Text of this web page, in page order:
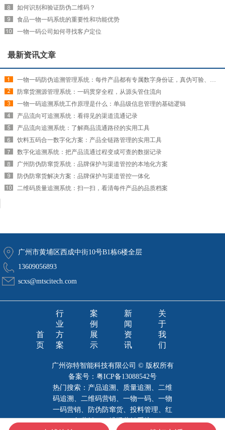
如何识别和验证防伪二维码？
食品一物一码系统的重要性和功能优势
一物一码公司如何寻找客户定位
最新资讯文章
一物一码防伪追溯管理系统：每件产品都有专属数字身份证，真伪可验、来源可查
防窜货溯源管理系统：一码贯穿全程，从源头管住流向
一物一码追溯系统工作原理是什么：单品级信息管理的基础逻辑
产品流向可追溯系统：看得见的渠道流通记录
产品流向追溯系统：了解商品流通路径的实用工具
饮料五码合一数字化方案：产品全链路管理的实用工具
数字化追溯系统：把产品流通过程变成可查的数据记录
广州防伪防窜货系统：品牌保护与渠道管控的本地化方案
防伪防窜货解决方案：品牌保护与渠道管控一体化
二维码质量追溯系统：扫一扫，看清每件产品的品质档案
广州市黄埔区西成中街10号B1栋6楼全层
13609056893
scxs@mtscitech.com
首
页
行
业
方
案
案
例
展
示
新
闻
资
讯
关
于
我
们
广州弥特智能科技有限公司 © 版权所有
备案号： 粤ICP备13088542号
热门搜索：产品追溯、质量追溯、二维
码追溯、二维码营销、一物一码、一物
一码营销、防伪防窜货、投料管理、红
包营销、二维码营销系统